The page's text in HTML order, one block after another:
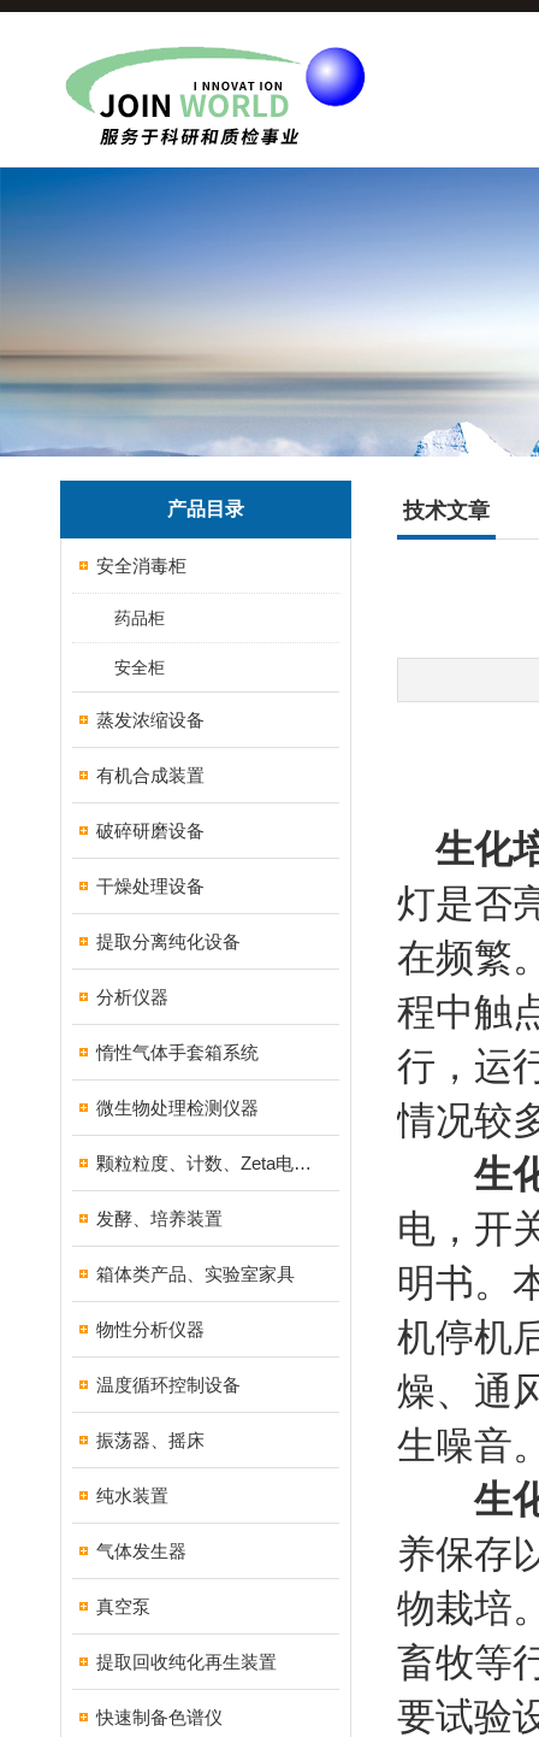
产品目录
安全消毒柜
药品柜
安全柜
蒸发浓缩设备
有机合成装置
破碎研磨设备
干燥处理设备
提取分离纯化设备
分析仪器
惰性气体手套箱系统
微生物处理检测仪器
颗粒粒度、计数、Zeta电位分析仪器
发酵、培养装置
箱体类产品、实验室家具
物性分析仪器
温度循环控制设备
振荡器、摇床
纯水装置
气体发生器
真空泵
提取回收纯化再生装置
快速制备色谱仪
技术文章
生化
灯是否
在频繁
程中触
行，运
情况较
生
电，开
明书。
机停机
燥、通
生噪音
生
养保存
物栽培
畜牧等
要试验